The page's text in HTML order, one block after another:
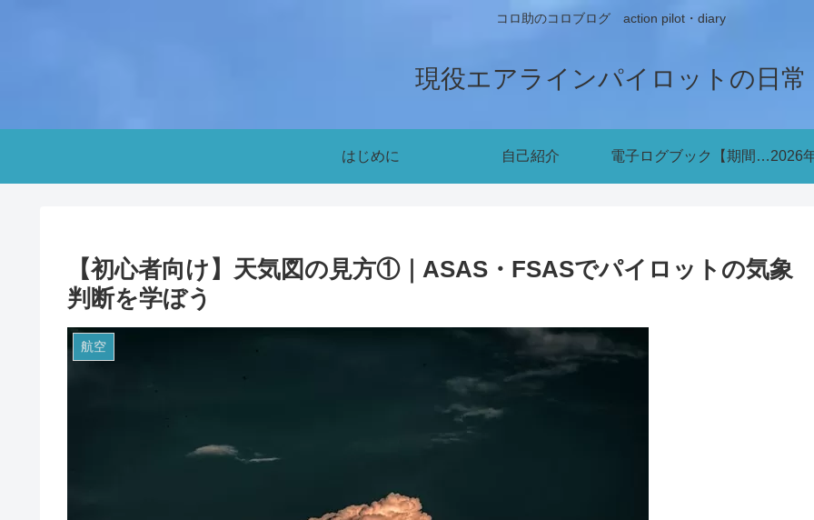
コロ助のコロブログ action pilot・diary
現役エアラインパイロットの日常
はじめに 自己紹介 電子ログブック【期間限定無料公開中】
【初心者向け】天気図の見方①｜ASAS・FSASでパイロットの気象
判断を学ぼう
航空